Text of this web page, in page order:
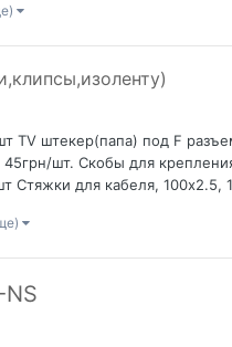
TV штекер(папа) под F
шт. Скобы для
для кабеля, 100x2.5,